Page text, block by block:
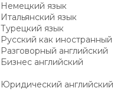
Немецкий язык
Итальянский язык
Турецкий язык
Русский как иностранный
Разговорный английский
Бизнес английский
Юридический английский